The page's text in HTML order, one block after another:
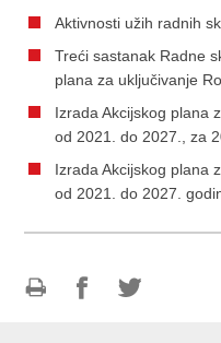
Aktivnosti užih radnih
Treći sastanak Radne
plana za uključivanje
Izrada Akcijskog plana
od 2021. do 2027., za
Izrada Akcijskog plana
od 2021. do 2027.